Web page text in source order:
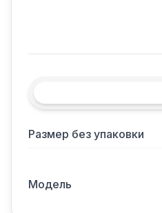
Размер без упаковки
Модель